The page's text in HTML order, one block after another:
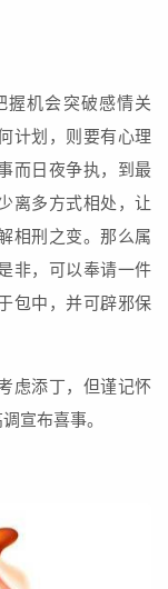
握机会突破感情关
计划，则要有心理
而日夜争执，到最
离多方式相处，让
相刑之变。那么属
非，可以奉请一件
包中，并可辟邪保
虑添丁，但谨记怀
宣布喜事。